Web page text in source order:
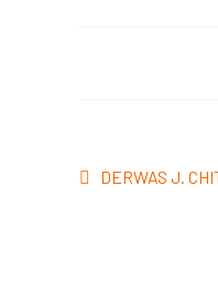
Navegación
Anterior:
DERWAS J.